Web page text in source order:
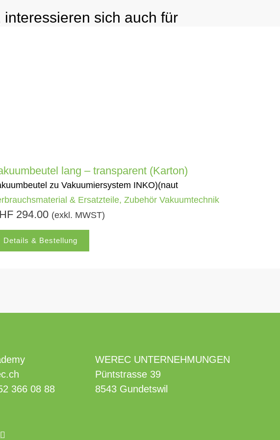
sich auch für
lang – transparent (Karton)
zu Vakuumiersystem INKO)(naut
& Ersatzteile, Zubehör Vakuumtechnik
294.00 (exkl. MWST)
Details & Bestellung
366 08 88
WEREC UNTERNEHMUNGEN
Püntstrasse 39
8543 Gundetswil